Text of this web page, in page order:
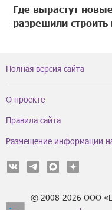
Где вырастут
разрешили
Полная версия сайта
О проекте
Правила сайта
Размещение информации
© 2008-2026 ООО